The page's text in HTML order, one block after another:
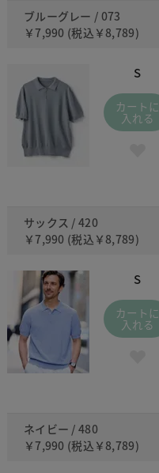
ブルーグレー / 073
￥7,990 (税込 ￥8,789)
S
カートに
入れる
サックス / 420
￥7,990 (税込 ￥8,789)
S
カートに
入れる
ネイビー / 480
￥7,990 (税込 ￥8,789)